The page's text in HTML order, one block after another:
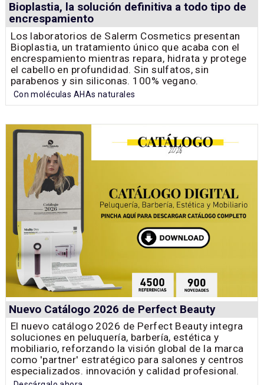
Bioplastia, la solución definitiva a todo tipo de
encrespamiento
Los laboratorios de Salerm Cosmetics presentan
Bioplastia, un tratamiento único que acaba con el
encrespamiento mientras repara, hidrata y protege
el cabello en profundidad. Sin sulfatos, sin
parabenos y sin siliconas. 100% vegano.
Con moléculas AHAs naturales
Nuevo Catálogo 2026 de Perfect Beauty
El nuevo catálogo 2026 de Perfect Beauty integra
soluciones en peluquería, barbería, estética y
mobiliario, reforzando la visión global de la marca
como 'partner' estratégico para salones y centros
especializados. innovación y calidad profesional.